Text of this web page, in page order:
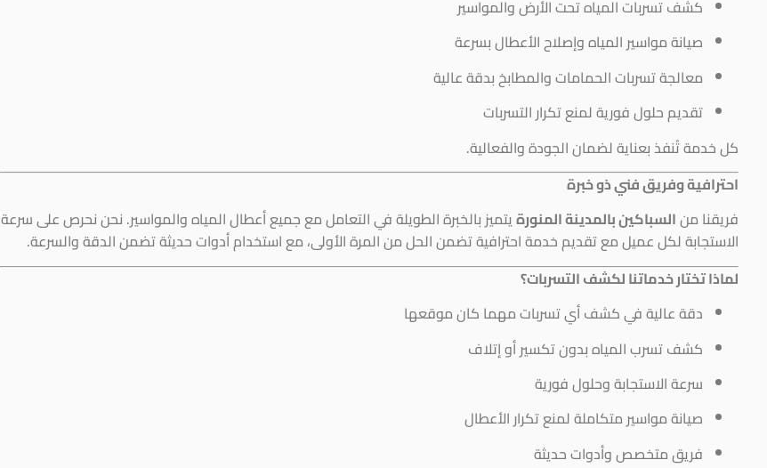
كشف تسربات المياه تحت الأرض والمواسير
صيانة مواسير المياه وإصلاح الأعطال بسرعة
معالجة تسربات الحمامات والمطابخ بدقة عالية
تقديم حلول فورية لمنع تكرار التسربات
كل خدمة تُنفذ بعناية لضمان الجودة والفعالية.
احترافية وفريق فني ذو خبرة
فريقنا منالسباكين بالمدينة المنورةيتميز بالخبرة الطويلة في التعامل مع جميع أعطال المياه والمواسير. نحن نحرص على سرعة
الاستجابة لكل عميل مع تقديم خدمة احترافية تضمن الحل من المرة الأولى، مع استخدام أدوات حديثة تضمن الدقة والسرعة.
لماذا تختار خدماتنا لكشف التسربات؟
دقة عالية في كشف أي تسربات مهما كان موقعها
كشف تسرب المياه بدون تكسير أو إتلاف
سرعة الاستجابة وحلول فورية
صيانة مواسير متكاملة لمنع تكرار الأعطال
فريق متخصص وأدوات حديثة